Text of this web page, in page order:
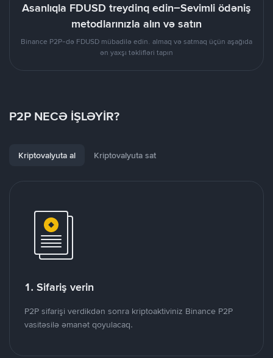
Asanlıqla FDUSD treydinq edin–Sevimli ödəniş
metodlarınızla alın və satın
Binance P2P-də FDUSD mübadilə edin. almaq və satmaq üçün aşağıda
ən yaxşı təklifləri tapın
P2P NECƏ İŞLƏYİR?
Kriptovalyuta al Kriptovalyuta sat
1. Sifariş verin
P2P sifarişi verdikdən sonra kriptoaktiviniz Binance P2P
vasitəsilə əmanət qoyulacaq.